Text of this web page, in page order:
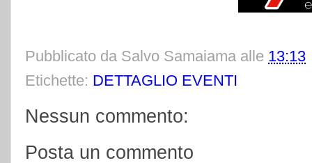
Pubblicato da Salvo Samaiama alle 13:13
Etichette: DETTAGLIO EVENTI
Nessun commento:
Posta un commento